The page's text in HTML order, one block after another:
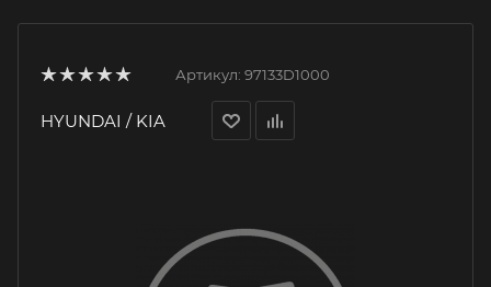
Артикул: 97133D1000
HYUNDAI / KIA